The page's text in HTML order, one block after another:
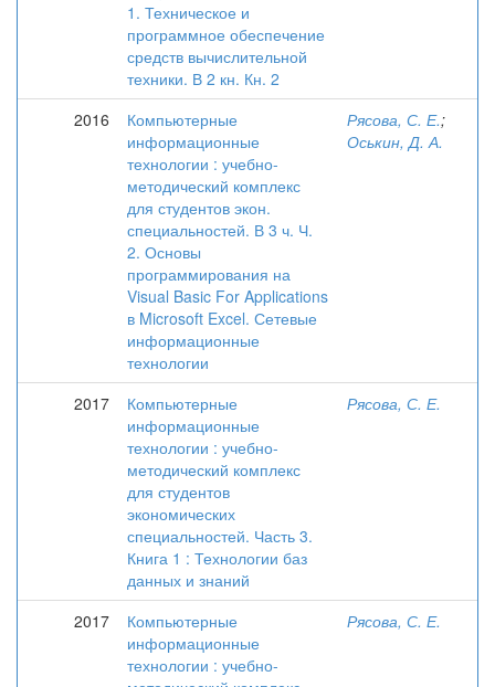
1. Техническое и
программное обеспечение
средств вычислительной
техники. В 2 кн. Кн. 2
2016
Компьютерные
информационные
технологии : учебно-
методический комплекс
для студентов экон.
специальностей. В 3 ч. Ч.
2. Основы
программирования на
Visual Basic For Applications
в Microsoft Excel. Сетевые
информационные
технологии
Рясова, С. Е.;
Оськин, Д. А.
2017
Компьютерные
информационные
технологии : учебно-
методический комплекс
для студентов
экономических
специальностей. Часть 3.
Книга 1 : Технологии баз
данных и знаний
Рясова, С. Е.
2017
Компьютерные
информационные
технологии : учебно-
Рясова, С. Е.